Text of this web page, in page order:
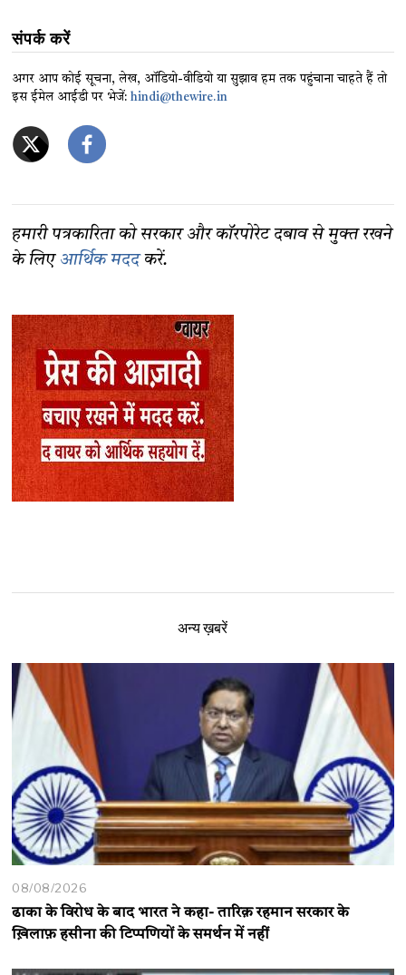
संपर्क करें
अगर आप कोई सूचना, लेख, ऑडियो-वीडियो या सुझाव हम तक पहुंचाना चाहते हैं तो
इस ईमेल आईडी पर भेजें:hindi@thewire.in
हमारी पत्रकारिता को सरकार और कॉरपोरेट दबाव से मुक्त रखने
के लिए आर्थिक मददकरें.
अन्य ख़बरें
08/08/2026
ढाका के विरोध के बाद भारत ने कहा- तारिक़ रहमान सरकार के
ख़िलाफ़ हसीना की टिप्पणियों के समर्थन में नहीं